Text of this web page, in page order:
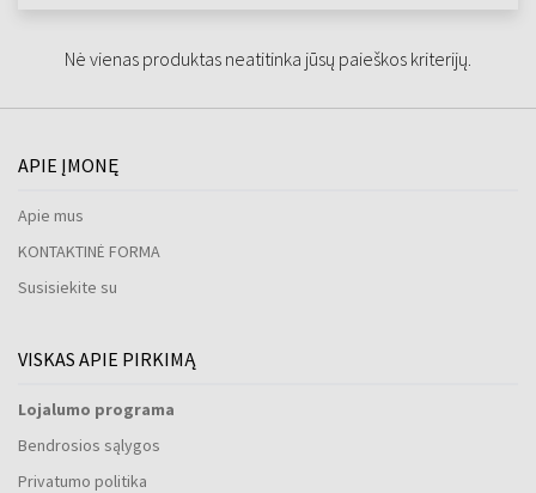
Nė vienas produktas neatitinka jūsų paieškos kriterijų.
APIE ĮMONĘ
Apie mus
KONTAKTINĖ FORMA
Susisiekite su
VISKAS APIE PIRKIMĄ
Lojalumo programa
Bendrosios sąlygos
Privatumo politika